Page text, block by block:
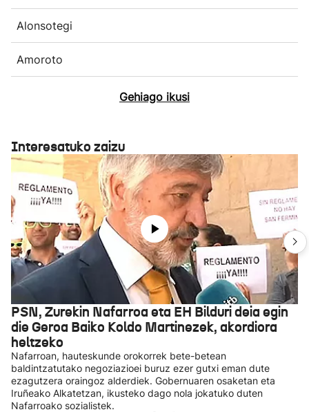
Alonsotegi
Amoroto
Gehiago ikusi
Interesatuko zaizu
PSN, Zurekin Nafarroa eta EH Bilduri deia egin
die Geroa Baiko Koldo Martinezek, akordiora
heltzeko
Nafarroan, hauteskunde orokorrek bete-betean
baldintzatutako negoziazioei buruz ezer gutxi eman dute
ezagutzera oraingoz alderdiek. Gobernuaren osaketan eta
Iruñeako Alkatetzan, ikusteko dago nola jokatuko duten
Nafarroako sozialistek.